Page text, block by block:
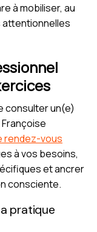
à mobiliser, au
consulter un(e)
rendez-vous
à vos besoins,
et ancrer
consciente.
pratique